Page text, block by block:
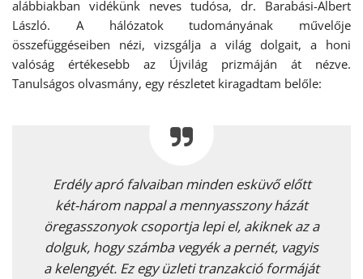
alábbiakban vidékünk neves tudósa, dr. Barabási-Albert
László. A hálózatok tudományának művelője
összefüggéseiben nézi, vizsgálja a világ dolgait, a honi
valóság értékesebb az Újvilág prizmáján át nézve.
Tanulságos olvasmány, egy részletet kiragadtam belőle:
Erdély apró falvaiban minden esküvő előtt
két-három nappal a mennyasszony házát
öregasszonyok csoportja lepi el, akiknek az a
dolguk, hogy számba vegyék a pernét, vagyis
a kelengyét. Ez egy üzleti tranzakció formáját